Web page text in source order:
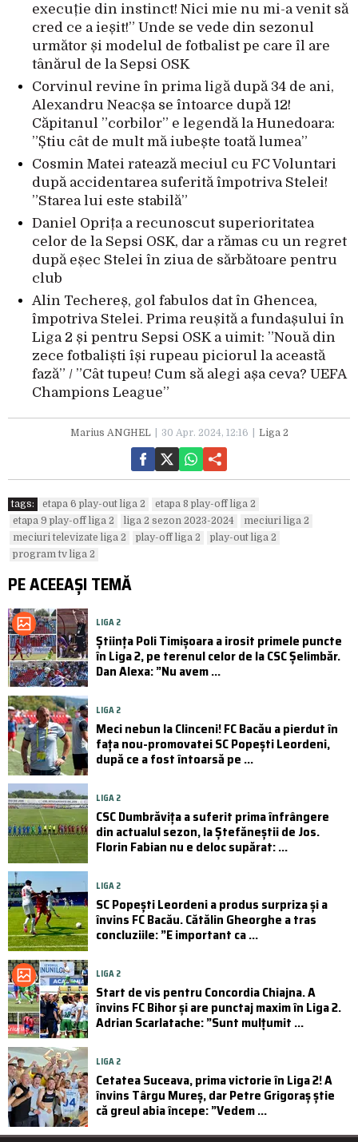
execuție din instinct! Nici mie nu mi-a venit să
cred ce a ieșit!” Unde se vede din sezonul
următor și modelul de fotbalist pe care îl are
tânărul de la Sepsi OSK
Corvinul revine în prima ligă după 34 de ani,
Alexandru Neacșa se întoarce după 12!
Căpitanul ”corbilor” e legendă la Hunedoara:
”Știu cât de mult mă iubește toată lumea”
Cosmin Matei ratează meciul cu FC Voluntari
după accidentarea suferită împotriva Stelei!
”Starea lui este stabilă”
Daniel Oprița a recunoscut superioritatea
celor de la Sepsi OSK, dar a rămas cu un regret
după eșec Stelei în ziua de sărbătoare pentru
club
Alin Techereș, gol fabulos dat în Ghencea,
împotriva Stelei. Prima reușită a fundașului în
Liga 2 și pentru Sepsi OSK a uimit: ”Nouă din
zece fotbaliști își rupeau piciorul la această
fază” / ”Cât tupeu! Cum să alegi așa ceva? UEFA
Champions League”
Marius ANGHEL 30 Apr. 2024, 12:16 Liga 2
tags: etapa 6 play-out liga 2
etapa 8 play-off liga 2
etapa 9 play-off liga 2
liga 2 sezon 2023-2024
meciuri liga 2
meciuri televizate liga 2
play-off liga 2
play-out liga 2
program tv liga 2
PE ACEEAȘI TEMĂ
LIGA 2
Știința Poli Timișoara a irosit primele puncte
în Liga 2, pe terenul celor de la CSC Șelimbăr.
Dan Alexa: ”Nu avem ...
LIGA 2
Meci nebun la Clinceni! FC Bacău a pierdut în
fața nou-promovatei SC Popești Leordeni,
după ce a fost întoarsă pe ...
LIGA 2
CSC Dumbrăvița a suferit prima înfrângere
din actualul sezon, la Ștefăneștii de Jos.
Florin Fabian nu e deloc supărat: ...
LIGA 2
SC Popești Leordeni a produs surpriza și a
învins FC Bacău. Cătălin Gheorghe a tras
concluziile: ”E important ca ...
LIGA 2
Start de vis pentru Concordia Chiajna. A
învins FC Bihor și are punctaj maxim în Liga 2.
Adrian Scarlatache: ”Sunt mulțumit ...
LIGA 2
Cetatea Suceava, prima victorie în Liga 2! A
învins Târgu Mureș, dar Petre Grigoraș știe
că greul abia începe: ”Vedem ...